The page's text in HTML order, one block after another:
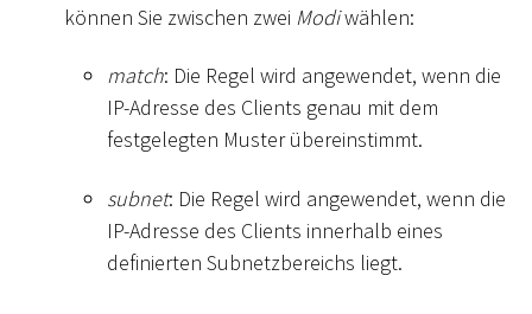
können Sie zwischen zwei Modiwählen:
match: Die Regel wird angewendet, wenn die
IP-Adresse des Clients genau mit dem
festgelegten Muster übereinstimmt.
subnet: Die Regel wird angewendet, wenn die
IP-Adresse des Clients innerhalb eines
definierten Subnetzbereichs liegt.